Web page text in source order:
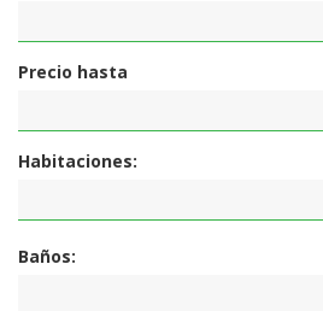
Precio hasta
Habitaciones:
Baños: